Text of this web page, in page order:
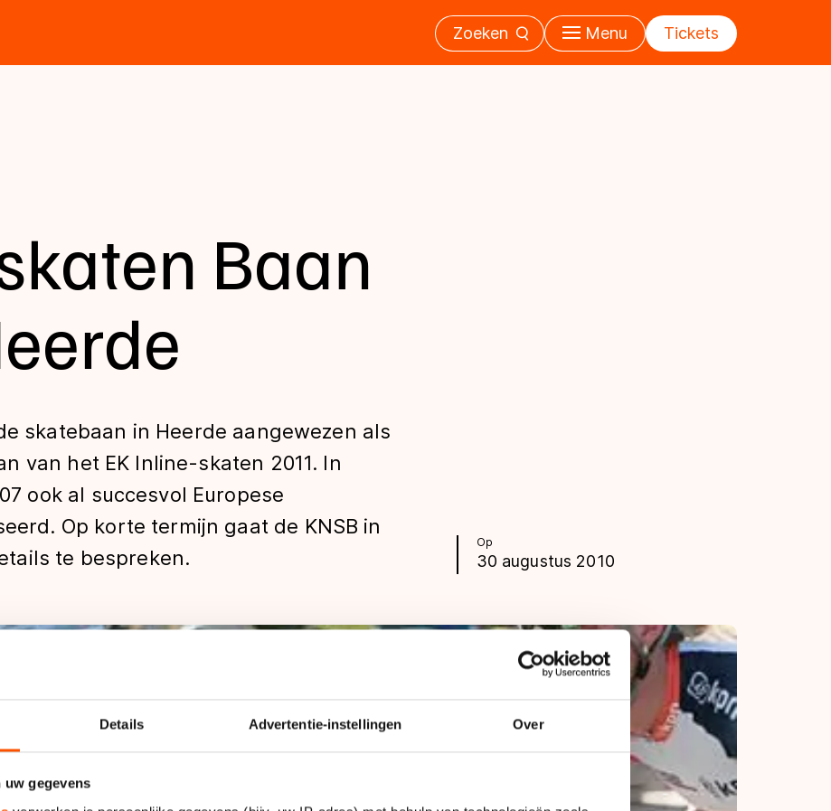
Details Advertentie-instellingen Over
gegevens
Zoeken Menu Tickets
Op
30 augustus 2010
Baan
skatebaan in Heerde aangewezen als
van het EK Inline-skaten 2011. In
ook al succesvol Europese
Op korte termijn gaat de KNSB in
te bespreken.